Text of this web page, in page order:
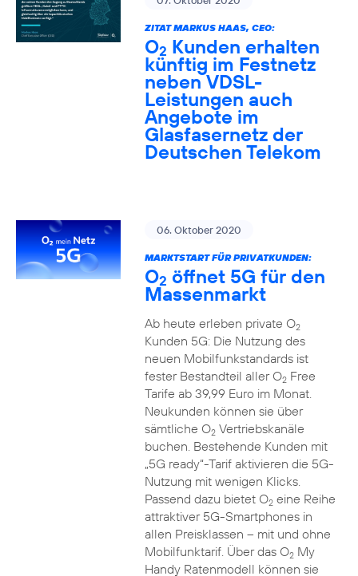
ZITAT MARKUS HAAS, CEO:
O2 Kunden erhalten
künftig im Festnetz
neben VDSL-
Leistungen auch
Angebote im
Glasfasernetz der
Deutschen Telekom
06. Oktober 2020
MARKTSTART FÜR PRIVATKUNDEN:
O2 öffnet 5G für den
Massenmarkt
Ab heute erleben private O2
Kunden 5G: Die Nutzung des
neuen Mobilfunkstandards ist
fester Bestandteil aller O2Free
Tarife ab 39,99 Euro im Monat.
Neukunden können sie über
sämtliche O2Vertriebskanäle
buchen. Bestehende Kunden mit
„5G ready“-Tarif aktivieren die 5G-
Nutzung mit wenigen Klicks.
Passend dazu bietet O2eine Reihe
attraktiver 5G-Smartphones in
allen Preisklassen – mit und ohne
Mobilfunktarif. Über das O2My
Handy Ratenmodell können sie